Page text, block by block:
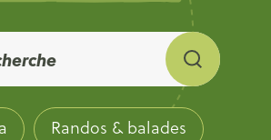
Randos & balades